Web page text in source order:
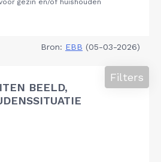
Bron: EBB (05-03-2026)
BEELD,
Filters